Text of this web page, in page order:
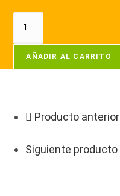
AÑADIR AL CARRITO
Producto anterior
Siguiente producto